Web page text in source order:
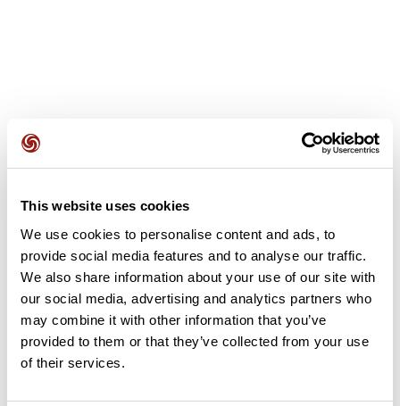
This website uses cookies
We use cookies to personalise content and ads, to
provide social media features and to analyse our traffic.
We also share information about your use of our site with
our social media, advertising and analytics partners who
may combine it with other information that you’ve
provided to them or that they’ve collected from your use
of their services.
Ajouter un avis
Découvrez ce parcours de vélo de 64,5 km à proximité de